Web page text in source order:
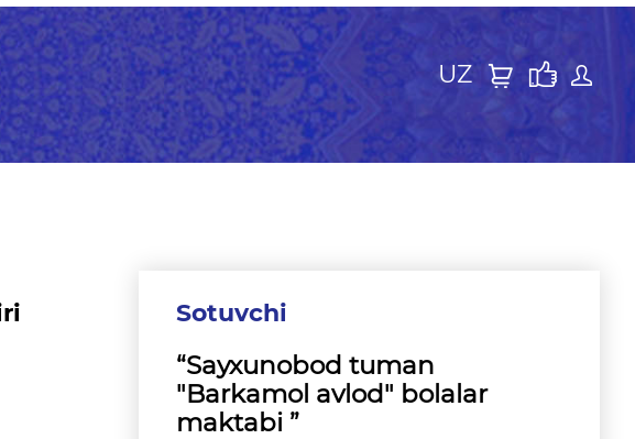
UZ
Sotuvchi
“Sayxunobod tuman
"Barkamol avlod" bolalar
maktabi ”